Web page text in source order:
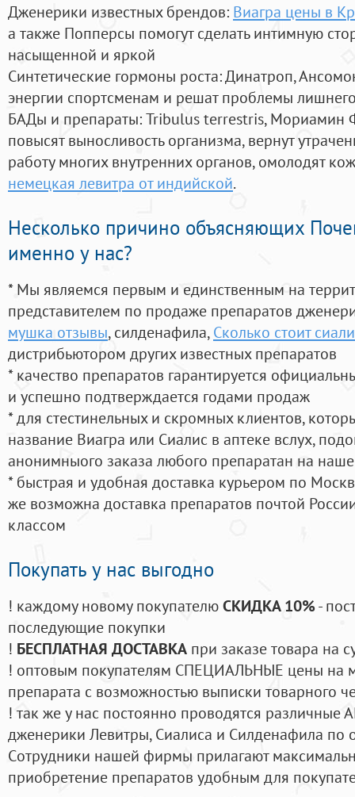
Дженерики известных брендов: Виагра цены в
а также Попперсы помогут сделать интимную
насыщенной и яркой
Синтетические гормоны роста: Динатроп,
энергии спортсменам и решат проблемы
БАДы и препараты:Tribulus terrestris, Мориамин
повысят выносливость организма, вернут
работу многих внутренних органов, омолодят
немецкая левитра от индийской.
Несколько причино объясняющих
именно у нас?
* Мы являемся первым и единственным на
представителем по продаже препаратов
мушка отзывы, силденафила, Сколько стоит
дистрибьютором других известных препаратов
* качество препаратов гарантируется
и успешно подтверждается годами продаж
* для стестинельных и скромных клиентов,
название Виагра или Сиалис в аптеке вслух,
анонимныого заказа любого препаратан на
* быстрая и удобная доставка курьером по
же возможна доставка препаратов почтой
классом
Покупать у нас выгодно
! каждому новому покупателюСКИДКА 10%-
последующие покупки
! БЕСПЛАТНАЯ ДОСТАВКА при заказе товара на
! оптовым покупателям СПЕЦИАЛЬНЫЕ цены на
препарата с возможностью выписки товарного
! так же у нас постоянно проводятся
дженерики Левитры, Сиалиса и Силденафила по
Cотрудники нашей фирмы прилагают
приобретение препаратов удобным для